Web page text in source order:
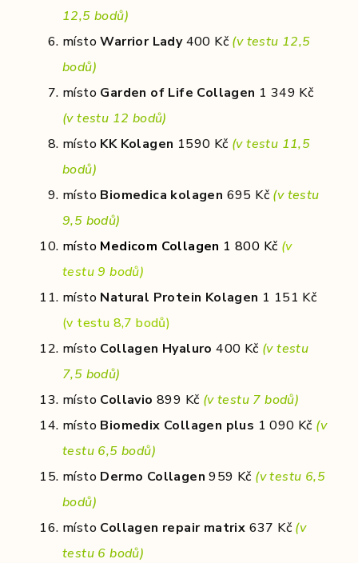
12,5 bodů)
místoWarrior Lady400 Kč (v testu 12,5
bodů)
místo Garden of Life Collagen 1 349 Kč
(v testu 12 bodů)
místo KK Kolagen 1590 Kč (v testu 11,5
bodů)
místo Biomedica kolagen 695 Kč (v testu
9,5 bodů)
místo Medicom Collagen 1 800 Kč (v
testu 9 bodů)
místo Natural Protein Kolagen 1 151 Kč
(v testu 8,7 bodů)
místo Collagen Hyaluro 400 Kč (v testu
7,5 bodů)
místo Collavio 899 Kč (v testu 7 bodů)
místo Biomedix Collagen plus 1 090 Kč (v
testu 6,5 bodů)
místo Dermo Collagen 959 Kč (v testu 6,5
bodů)
místo Collagen repair matrix 637 Kč (v
testu 6 bodů)